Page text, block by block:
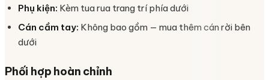
Phụ kiện: Kèm tua rua trang trí phía dưới
Cán cầm tay: Không bao gồm — mua thêm cán rời bên
dưới
Phối hợp hoàn chỉnh